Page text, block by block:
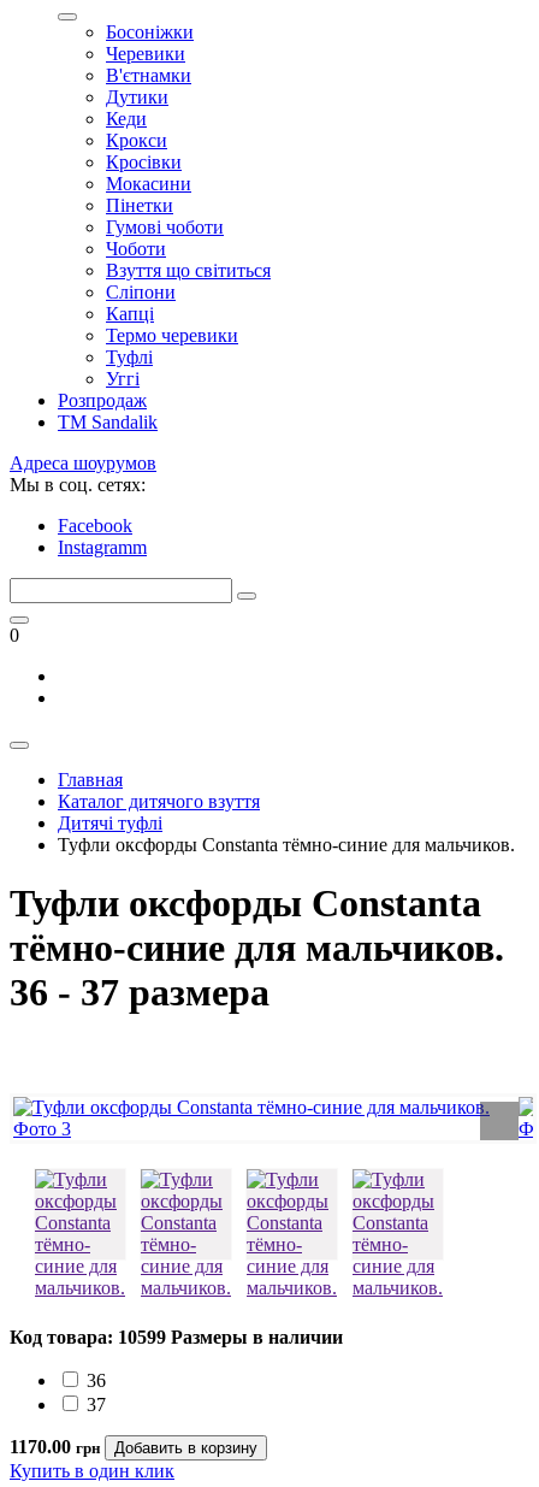
Босоніжки
Черевики
В'єтнамки
Дутики
Кеди
Крокси
Кросівки
Мокасини
Пінетки
Гумові чоботи
Чоботи
Взуття що світиться
Сліпони
Капці
Термо черевики
Туфлі
Уггі
Розпродаж
TM Sandalik
Адреса шоурумов
Мы в соц. сетях:
Facebook
Instagramm
0
Главная
Каталог дитячого взуття
Дитячі туфлі
Туфли оксфорды Constanta тёмно-синие для мальчиков.
Туфли оксфорды Constanta
тёмно-синие для мальчиков.
36 - 37 размера
Код товара: 10599 Размеры в наличии
36
37
1170.00 грн
Купить в один клик